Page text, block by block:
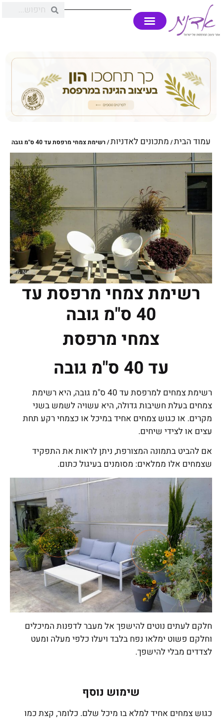
עמוד הבית/ מתכונים לאדניות/ רשימת צמחי מרפסת עד 40 ס"מ גובה
רשימת צמחי מרפסת עד
40 ס"מ גובה
צמחי מרפסת
עד 40 ס"מ גובה
רשימת צמחים למרפסת עד 40 ס"מ גובה, היא רשימת
צמחים בעלת חשיבות גדולה, היא עשויה לשמש בשני
מקרים. או כגוש צמחים אחיד במיכל או כצמחי רקע תחת
עצים או לצידי שיחים.
אם להביט בתמונה המצורפת, ניתן לראות את התפקיד
שצמחים אלו ממלאים: מסומנים בעיגול כתום.
חלקם לעתים נוטים להישפך אל מעבר לדפנות המיכלים
וחלקם פשוט ימלאו נפח בלבד ויעלו כלפי מעלה ומעט
לצדדים מבלי להישפך.
שימוש נוסף
כגוש צמחים אחיד למלא בו מיכל שלם. כלומר, קצת כמו